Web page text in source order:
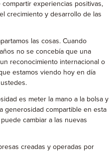
compartir experiencias positivas,
crecimiento y desarrollo de las
las cosas. Cuando
no se concebía que una
reconocimiento internacional o
estamos viendo hoy en día
es meter la mano a la bolsa y
generosidad compartible en esta
cambiar a las nuevas
creadas y operadas por